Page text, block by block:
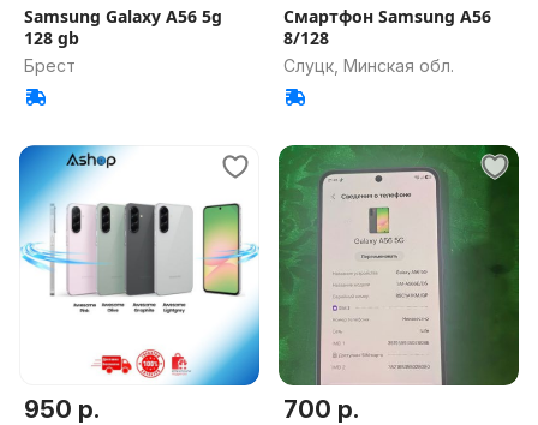
Samsung Galaxy A56 5g
128 gb
Брест
Смартфон Samsung A56
8/128
Слуцк, Минская обл.
950 р. 700 р.